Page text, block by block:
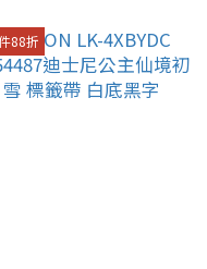
88折